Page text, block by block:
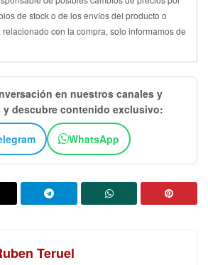
de stock o de los envíos del producto o
con la compra, solo informamos de
en nuestros canales y
y descubre contenido exclusivo:
WhatsApp
Teruel